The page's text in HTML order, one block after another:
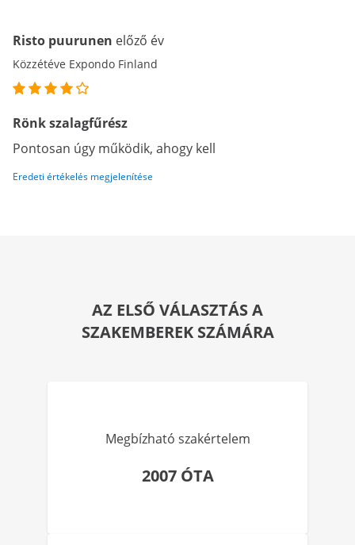
Risto puurunen előző év
Közzétéve Expondo Finland
Rönk szalagfűrész
Pontosan úgy működik, ahogy kell
Eredeti értékelés megjelenítése
AZ ELSŐ VÁLASZTÁS A
SZAKEMBEREK SZÁMÁRA
Megbízható szakértelem
2007 ÓTA